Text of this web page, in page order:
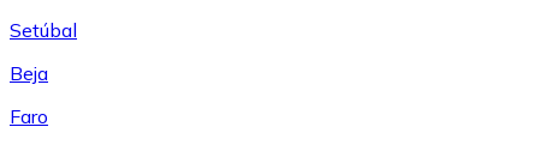
Setúbal
Beja
Faro